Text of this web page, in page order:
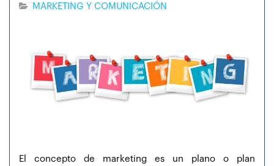
MARKETING Y COMUNICACIÓN
El concepto de marketing es un plano o plan